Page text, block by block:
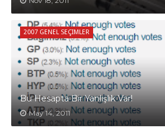
2007 GENEL SEÇIMLER
Bu Hesapta Bir Yanlışlık Var!
May 14, 2011